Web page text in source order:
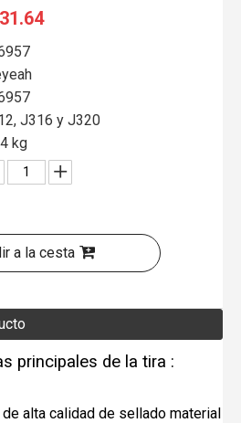
31.64
J316 y J320
kg
a la cesta
principales de la tira :
alta calidad de sellado material